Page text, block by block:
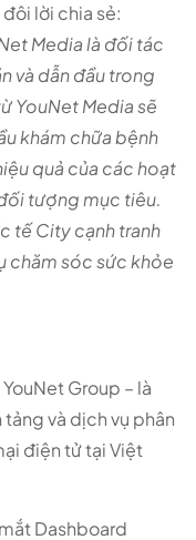
lời chia sẻ:
Media là đối tác
và dẫn đầu trong
YouNet Media sẽ
khám chữa bệnh
quả của các hoạt
tượng mục tiêu.
tế City cạnh tranh
chăm sóc sức khỏe
Group – là
và dịch vụ phân
điện tử tại Việt
Dashboard